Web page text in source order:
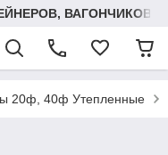
ВАГОНЧИКОВ,
20ф, 40ф Утепленные